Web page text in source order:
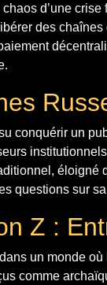
d’une
des
conquérir un
questions sur
Z :
un monde
comme